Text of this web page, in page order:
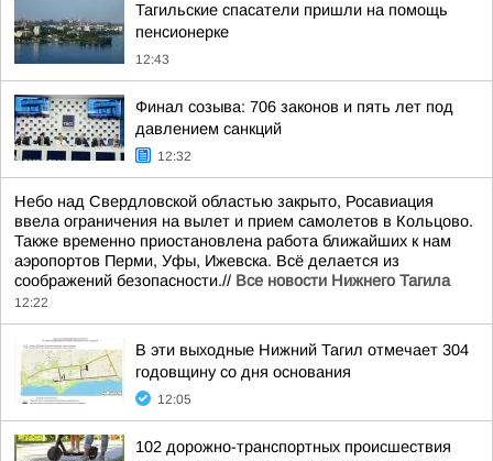
Тагильские спасатели пришли на помощь
пенсионерке
12:43
Финал созыва: 706 законов и пять лет под
давлением санкций
12:32
Небо над Свердловской областью закрыто, Росавиация
ввела ограничения на вылет и прием самолетов в Кольцово.
Также временно приостановлена работа ближайших к нам
аэропортов Перми, Уфы, Ижевска. Всё делается из
соображений безопасности.// Все новости Нижнего Тагила
12:22
В эти выходные Нижний Тагил отмечает 304
годовщину со дня основания
12:05
102 дорожно-транспортных происшествия